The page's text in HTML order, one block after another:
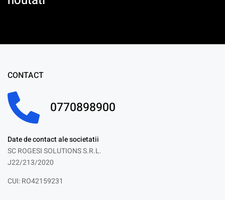
CONTACT
0770898900
Date de contact ale societatii
SC ROGESI SOLUTIONS S.R.L.
J22/213/2020
CUI: RO42159231